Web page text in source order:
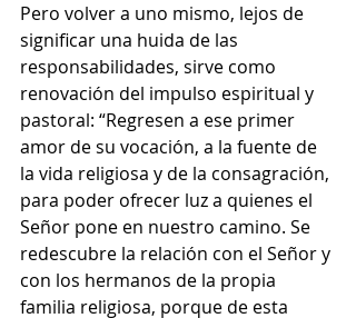
Pero volver a uno mismo, lejos de
significar una huida de las
responsabilidades, sirve como
renovación del impulso espiritual y
pastoral: “Regresen a ese primer
amor de su vocación, a la fuente de
la vida religiosa y de la consagración,
para poder ofrecer luz a quienes el
Señor pone en nuestro camino. Se
redescubre la relación con el Señor y
con los hermanos de la propia
familia religiosa, porque de esta